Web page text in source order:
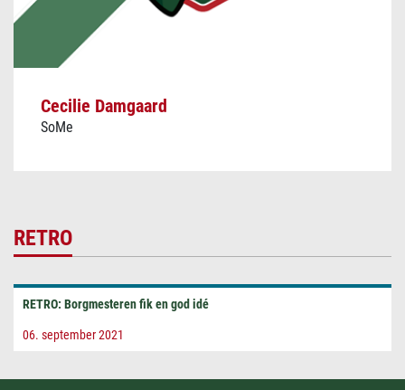
Cecilie Damgaard
SoMe
RETRO
RETRO: Borgmesteren fik en god idé
06. september 2021